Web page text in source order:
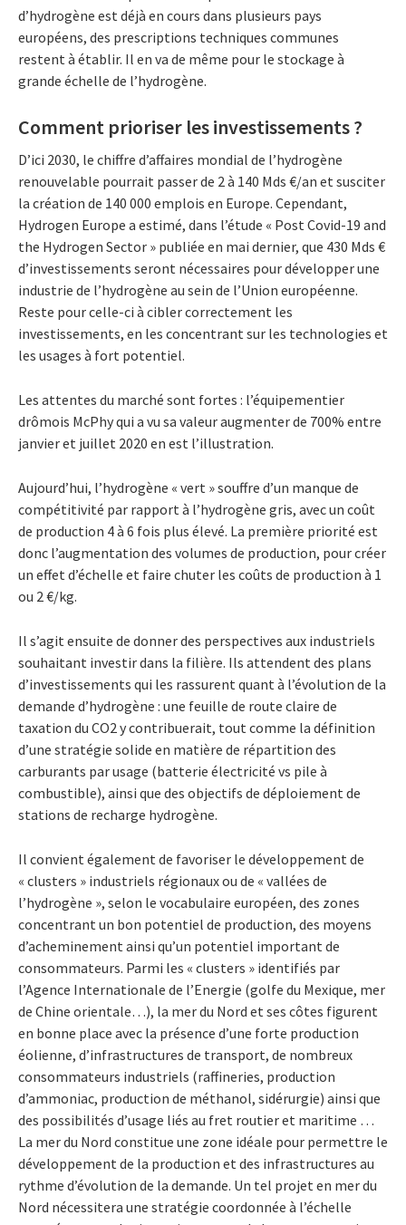
d’hydrogène est déjà en cours dans plusieurs pays
européens, des prescriptions techniques communes
restent à établir. Il en va de même pour le stockage à
grande échelle de l’hydrogène.
Comment prioriser les investissements ?
D’ici 2030, le chiffre d’affaires mondial de l’hydrogène
renouvelable pourrait passer de 2 à 140 Mds €/an et susciter
la création de 140 000 emplois en Europe. Cependant,
Hydrogen Europe a estimé, dans l’étude « Post Covid-19 and
the Hydrogen Sector » publiée en mai dernier, que 430 Mds €
d’investissements seront nécessaires pour développer une
industrie de l’hydrogène au sein de l’Union européenne.
Reste pour celle-ci à cibler correctement les
investissements, en les concentrant sur les technologies et
les usages à fort potentiel.
Les attentes du marché sont fortes : l’équipementier
drômois McPhy qui a vu sa valeur augmenter de 700% entre
janvier et juillet 2020 en est l’illustration.
Aujourd’hui, l’hydrogène « vert » souffre d’un manque de
compétitivité par rapport à l’hydrogène gris, avec un coût
de production 4 à 6 fois plus élevé. La première priorité est
donc l’augmentation des volumes de production, pour créer
un effet d’échelle et faire chuter les coûts de production à 1
ou 2 €/kg.
Il s’agit ensuite de donner des perspectives aux industriels
souhaitant investir dans la filière. Ils attendent des plans
d’investissements qui les rassurent quant à l’évolution de la
demande d’hydrogène : une feuille de route claire de
taxation du CO2 y contribuerait, tout comme la définition
d’une stratégie solide en matière de répartition des
carburants par usage (batterie électricité vs pile à
combustible), ainsi que des objectifs de déploiement de
stations de recharge hydrogène.
Il convient également de favoriser le développement de
« clusters » industriels régionaux ou de « vallées de
l’hydrogène », selon le vocabulaire européen, des zones
concentrant un bon potentiel de production, des moyens
d’acheminement ainsi qu’un potentiel important de
consommateurs. Parmi les « clusters » identifiés par
l’Agence Internationale de l’Energie (golfe du Mexique, mer
de Chine orientale…), la mer du Nord et ses côtes figurent
en bonne place avec la présence d’une forte production
éolienne, d’infrastructures de transport, de nombreux
consommateurs industriels (raffineries, production
d’ammoniac, production de méthanol, sidérurgie) ainsi que
des possibilités d’usage liés au fret routier et maritime …
La mer du Nord constitue une zone idéale pour permettre le
développement de la production et des infrastructures au
rythme d’évolution de la demande. Un tel projet en mer du
Nord nécessitera une stratégie coordonnée à l’échelle